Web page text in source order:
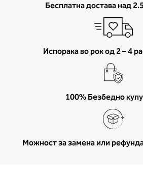
Бесплатна достава над
Испорака во рок од 2 – 4
100% Безбедно
Можност за замена или